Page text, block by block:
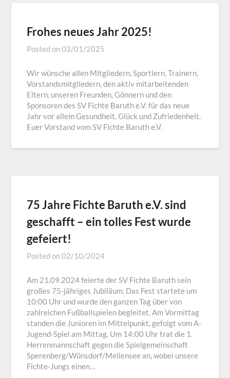
Frohes neues Jahr 2025!
Posted on03/01/2025
Wir wünsche allen Mitgliedern, Sportlern, Trainern,
Vorstandsmitgliedern, den aktiv mitarbeitenden
Eltern, unseren Freunden, Gönnern und den
Sponsoren des SV Fichte Baruth e.V. für das neue
Jahr vor allem Gesundheit, Glück und Zufriedenheit.
Euer Vorstand vom SV Fichte Baruth e.V.
75 Jahre Fichte Baruth e.V. sind
geschafft – ein tolles Fest wurde
gefeiert!
Posted on02/10/2024
Am 21.09.2024 feierte der SV Fichte Baruth sein
großes 75-jähriges Jubiläum. Das Fest startete um
10:00 Uhr und wurde den ganzen Tag über von
zahlreichen Fußballspielen begleitet. Am Vormittag
standen die Junioren im Mittelpunkt, gefolgt vom A-
Jugend-Spiel am Mittag. Um 14:00 Uhr trat die 1.
Herrenmannschaft gegen die Spielgemeinschaft
Sperenberg/Wünsdorf/Mellensee an, wobei unsere
Fichte-Jungs einen…